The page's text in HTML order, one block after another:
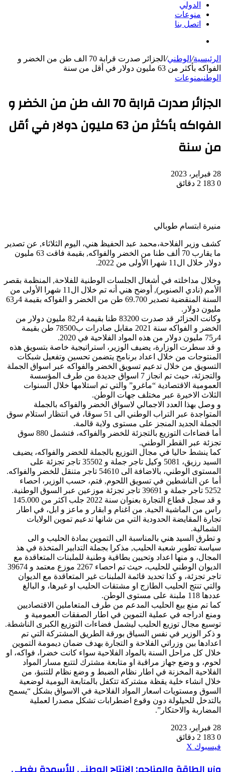
الدولي
منوعات
اتصل بنا
الرئيسية/ الوطني/
الجزائر صدرت قرابة 70 الف طن من الخضر و
الفواكه بأكثر من 63 مليون دولار في أقل من سنة
الوطنيمنوعات
الجزائر صدرت قرابة 70 الف طن من الخضر و
الفواكه بأكثر من 63 مليون دولار في أقل
من سنة
28 فبراير، 2023
0
2 دقائق
منيرة ابتسام طوبالي
كشف وزير الفلاحة،محمد عبد الحفيظ هني، اليوم الثلاثاء, عن تصدير
ما يقارب 70 ألف طنا من الخضر والفواكه, بقيمة فاقت 63 مليون
دولار خلال ال11 شهرا الأولى من 2022.
وخلال مداخلته في أشغال الجلسات الوطنية للفلاحة, المنظمة بقصر
الأمم (نادي الصنوبر), أوضح هني أنه تم خلال ال11 شهرا الأولى من
السنة المنقضية تصدير 69.700 طن من الخضر و الفواكه بقيمة 4ر63
مليون دولار.
وكانت الجزائر قد صدرت 83200 طنا بقيمة 4ر82 مليون دولار من
الخضر و الفواكه سنة 2021 مقابل صادرات ب78500 طن بقيمة
4ر75 مليون دولار من هذه المواد الفلاحية في 2020.
و قد سطرت الوزارة، يضيف الوزير، استراتيجية خاصة بتسويق هذه
المنتوجات من خلال اعداد برنامج يتضمن تحسين وتفعيل شبكات
التسويق من خلال تدعيم تسويق الخضر والفواكه عبر اسواق الجملة
والتجزئة، حيث تم انجاز 7 اسواق جديدة من طرف المؤسسة
العمومية الاقتصادية “ماغرو” والتي تم استلامها خلال السنوات
الثلاث الاخيرة عبر مختلف جهات الوطن.
و وصل بهذا العدد الاجمالي لاسواق الخضر والفواكه بالجملة
المتواجدة عبر التراب الوطني الى 51 سوقا، في انتظار استلام سوق
الجملة الجديد المنجز على مستوى ولاية قالمة.
أما فضاءات التوزيع بالتجزئة للخضر والفواكه، فتشمل 880 سوق
تجزئة عبر القطر الوطني.
كما ينشط حاليا في مجال التوزيع بالجملة للخضر والفواكه، يضيف
السيد رزيق، 5081 وكيل تاجر جملة و 35502 تاجر تجزئة على
المستوى الوطني، بالاضافة الى 54610 تاجر متنقل للخضر والفواكه.
أما عن الناشطين في تسويق اللحوم, فتم، حسب الوزير، احصاء
5252 تاجر جملة و 39691 تاجر تجزئة موزعين عبر السوق الوطنية.
و قد سجل قطاع التجارة بعنوان سنة 2022 جلب اكثر من 145.000
راس من الماشية الحية, من اغنام و ابقار و ماعز و ابل، في اطار
تجارة المقايضة الحدودية التي من شانها تدعيم تموين الولايات
الشمالية.
و تطرق السيد هني بالمناسبة الى التموين بمادة الحليب و الى
سياسة تطوير شعبة الحليب, مذكرا بجملة التدابير المتخذة في هذ
المجال، و منها اعداد وتحيين بطاقية وطنية للملبنات المتعاقدة مع
الديوان الوطني للحليب، حيث تم احصاء 2267 موزع معتمد و 39674
تاجر تجزئة، و كذا تحديد قائمة الملبنات غير المتعاقدة مع الديوان
والتي تنتج الحليب الطازج او مشتقات الحليب او غيرها، و البالغ
عددها 118 ملبنة على مستوى الوطن.
كما تم منع بيع الحليب المدعم من طرف المتعاملين الاقتصاديين
ومنع ادراجه في عملية التموين في اطار الصفقات العمومية و
توسيع مجال توزيع الحليب ليشمل فضاءات التوزيع الكبرى الناشطة.
و ذكر الوزير في نفس السياق بورقة الطريق المشتركة التي تم
اعدادها بين وزراتي الفلاحة و التجارة بهدف ضمان ديمومة التموين
خلال كل مراحل السنة بالمواد الفلاحية سواء كانت خضرا، فواكه، او
لحوم، و وضع جهاز مراقبة او متابعة مشترك لتتبع مسار المواد
الفلاحية المخزنة في اطار نظام الضبط و وضع نظام للتنبؤ، من
خلال انشاء خلية يقظة مشتركة تتكفل بالمتابعة اليومية لوضعية
السوق ومستويات اسعار المواد الفلاحية في الاسواق بشكل “يسمح
بالتدخل للحيلولة دون وقوع اضطرابات تشكل مصدرا لعملية
المضاربة والاحتكار”.
28 فبراير، 2023
0
2 دقائق
فيسبوك ‫X
وزير